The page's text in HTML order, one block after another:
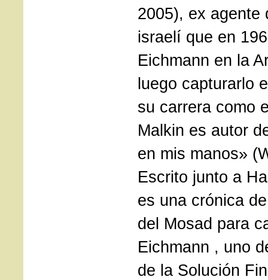
2005), ex agente
israelí que en
Eichmann en la
luego capturarlo
su carrera como
Malkin es autor
en mis manos»
Escrito junto a
es una crónica
del Mosad para
Eichmann , uno
de la Solución